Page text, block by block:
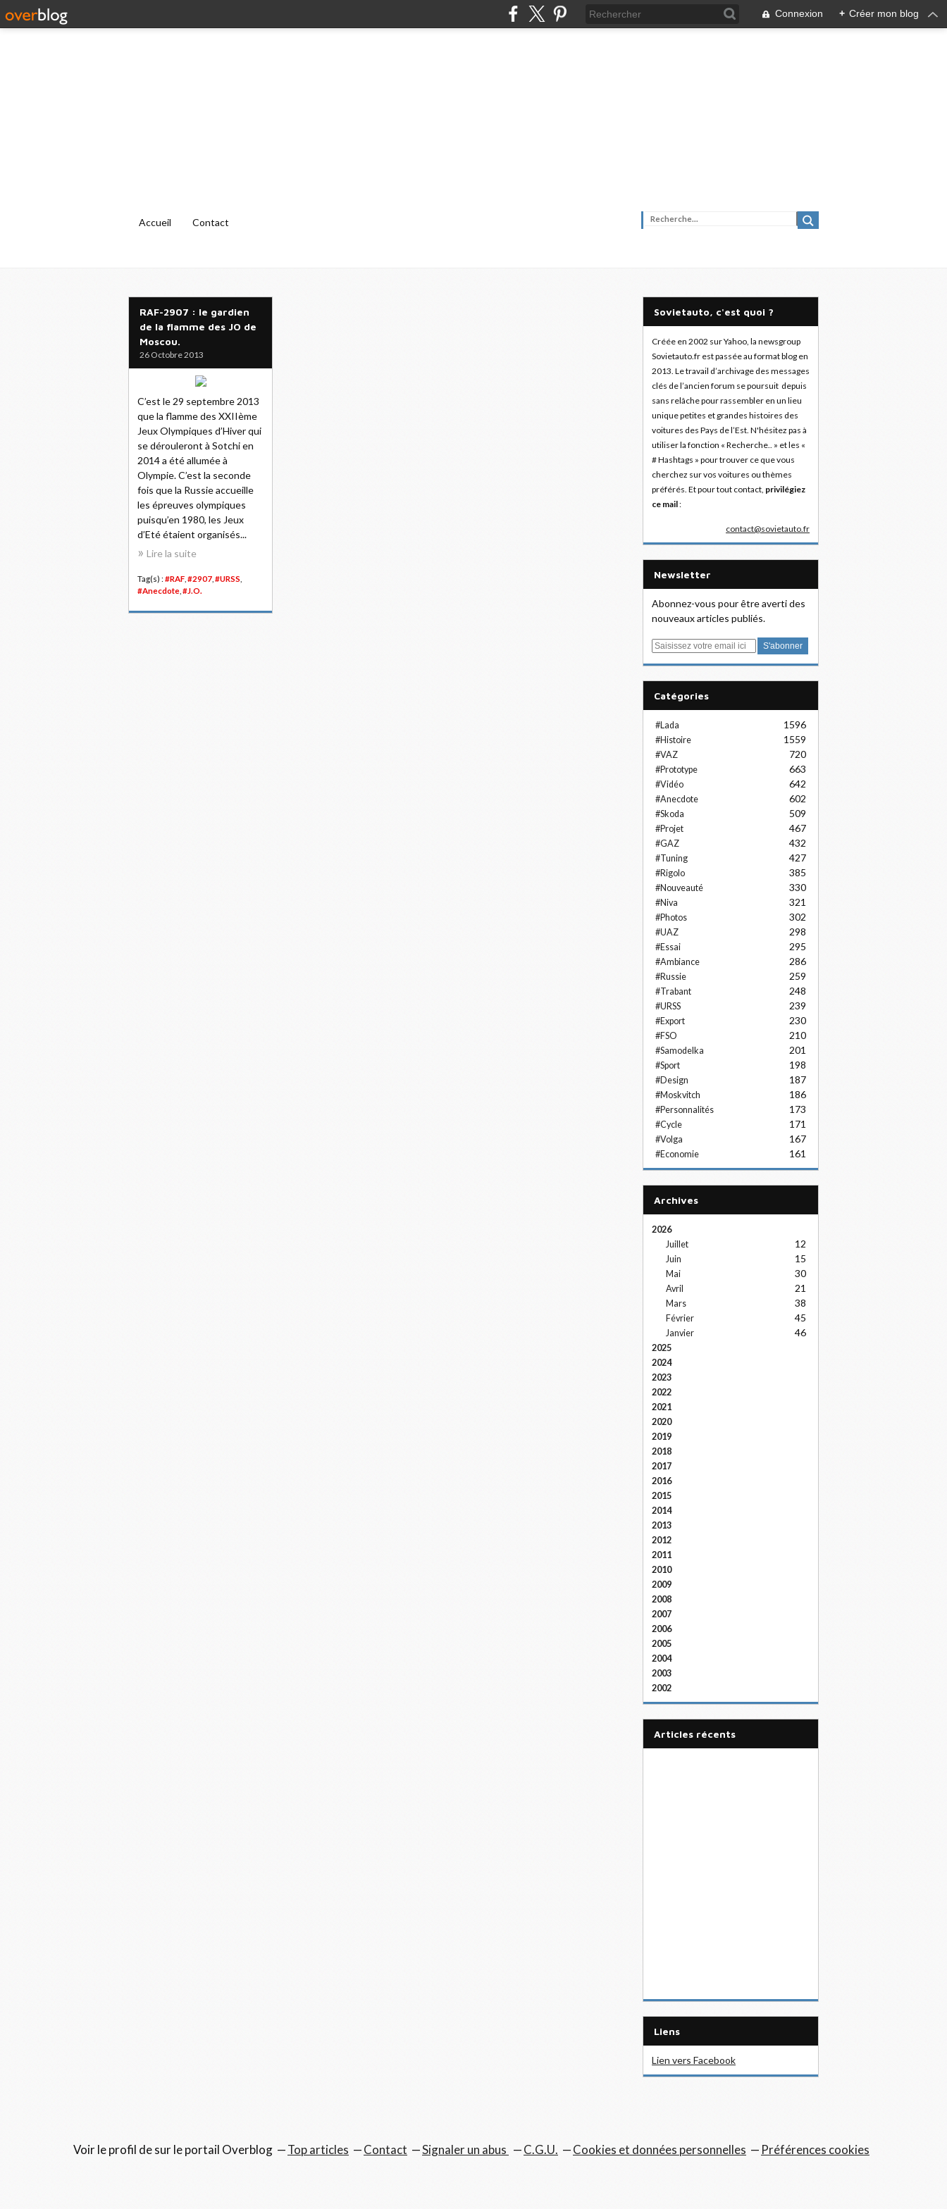
Connexion + Créer mon blog
Accueil Contact
RAF-2907 : le gardien
de la flamme des JO de
Moscou.
26 Octobre 2013
C’est le 29 septembre 2013
que la flamme des XXIIème
Jeux Olympiques d’Hiver qui
se dérouleront à Sotchi en
2014 a été allumée à
Olympie. C’est la seconde
fois que la Russie accueille
les épreuves olympiques
puisqu’en 1980, les Jeux
d’Eté étaient organisés...
Lire la suite
Tag(s) : #RAF #2907 #URSS
#Anecdote #J.O.
Sovietauto, c'est quoi ?
Créée en 2002 sur Yahoo, la newsgroup
Sovietauto.fr est passée au format blog en
2013. Le travail d’archivage des messages
clés de l’ancien forum se poursuit depuis
sans relâche pour rassembler en un lieu
unique petites et grandes histoires des
voitures des Pays de l’Est. N'hésitez pas à
utiliser la fonction « Recherche.. » et les «
# Hashtags » pour trouver ce que vous
cherchez sur vos voitures ou thèmes
préférés. Et pour tout contact, privilégiez
ce mail:
contact@sovietauto.fr
Newsletter
Abonnez-vous pour être averti des
nouveaux articles publiés.
E
Catégories
#Lada 1596
#Histoire 1559
#VAZ 720
#Prototype 663
#Vidéo 642
#Anecdote 602
#Skoda 509
#Projet 467
#GAZ 432
#Tuning 427
#Rigolo 385
#Nouveauté 330
#Niva 321
#Photos 302
#UAZ 298
#Essai 295
#Ambiance 286
#Russie 259
#Trabant 248
#URSS 239
#Export 230
#FSO 210
#Samodelka 201
#Sport 198
#Design 187
#Moskvitch 186
#Personnalités 173
#Cycle 171
#Volga 167
#Economie 161
Archives
2026
Juillet
12
Juin 15
Mai 30
Avril 21
Mars 38
Février 45
Janvier 46
2025
2024
2023
2022
2021
2020
2019
2018
2017
2016
2015
2014
2013
2012
2011
2010
2009
2008
2007
2006
2005
2004
2003
2002
articles récents
Liens
Lien vers Facebook
Voir le profil desur le portail Overblog Top articles Contact Signaler un abus C.G.U. Cookies et données personnelles Préférences cookies